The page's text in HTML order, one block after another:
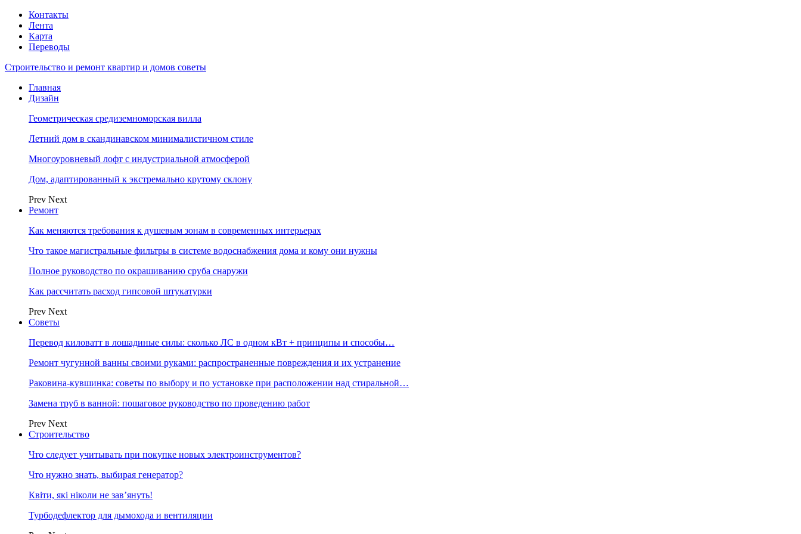
Контакты
Лента
Карта
Переводы
Строительство и ремонт квартир и домов советы
Главная
Дизайн
Геометрическая средиземноморская вилла
Летний дом в скандинавском минималистичном стиле
Многоуровневый лофт с индустриальной атмосферой
Дом, адаптированный к экстремально крутому склону
Prev Next
Ремонт
Как меняются требования к душевым зонам в современных интерьерах
Что такое магистральные фильтры в системе водоснабжения дома и кому они нужны
Полное руководство по окрашиванию сруба снаружи
Как рассчитать расход гипсовой штукатурки
Prev Next
Советы
Перевод киловатт в лошадиные силы: сколько ЛС в одном кВт + принципы и способы…
Ремонт чугунной ванны своими руками: распространенные повреждения и их устранение
Раковина-кувшинка: советы по выбору и по установке при расположении над стиральной…
Замена труб в ванной: пошаговое руководство по проведению работ
Prev Next
Строительство
Что следует учитывать при покупке новых электроинструментов?
Что нужно знать, выбирая генератор?
Квіти, які ніколи не зав’януть!
Турбодефлектор для дымохода и вентиляции